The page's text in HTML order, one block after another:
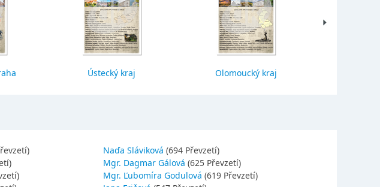
Ústecký kraj Olomoucký kraj
Naďa Sláviková (694 Převzetí)
Mgr. Dagmar Gálová (625 Převzetí)
Mgr. Ľubomíra Godulová (619 Převzetí)